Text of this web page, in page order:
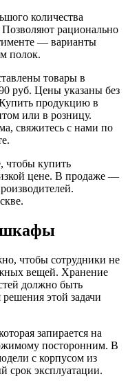
количества
рационально
— варианты
полок.
товары в
руб. Цены указаны без
продукцию в
или в розницу.
свяжитесь с нами по
чтобы купить
цене. В продаже —
шкафы
чтобы сотрудники не
вещей. Хранение
должно быть
этой задачи
запирается на
посторонним. В
с корпусом из
срок эксплуатации.